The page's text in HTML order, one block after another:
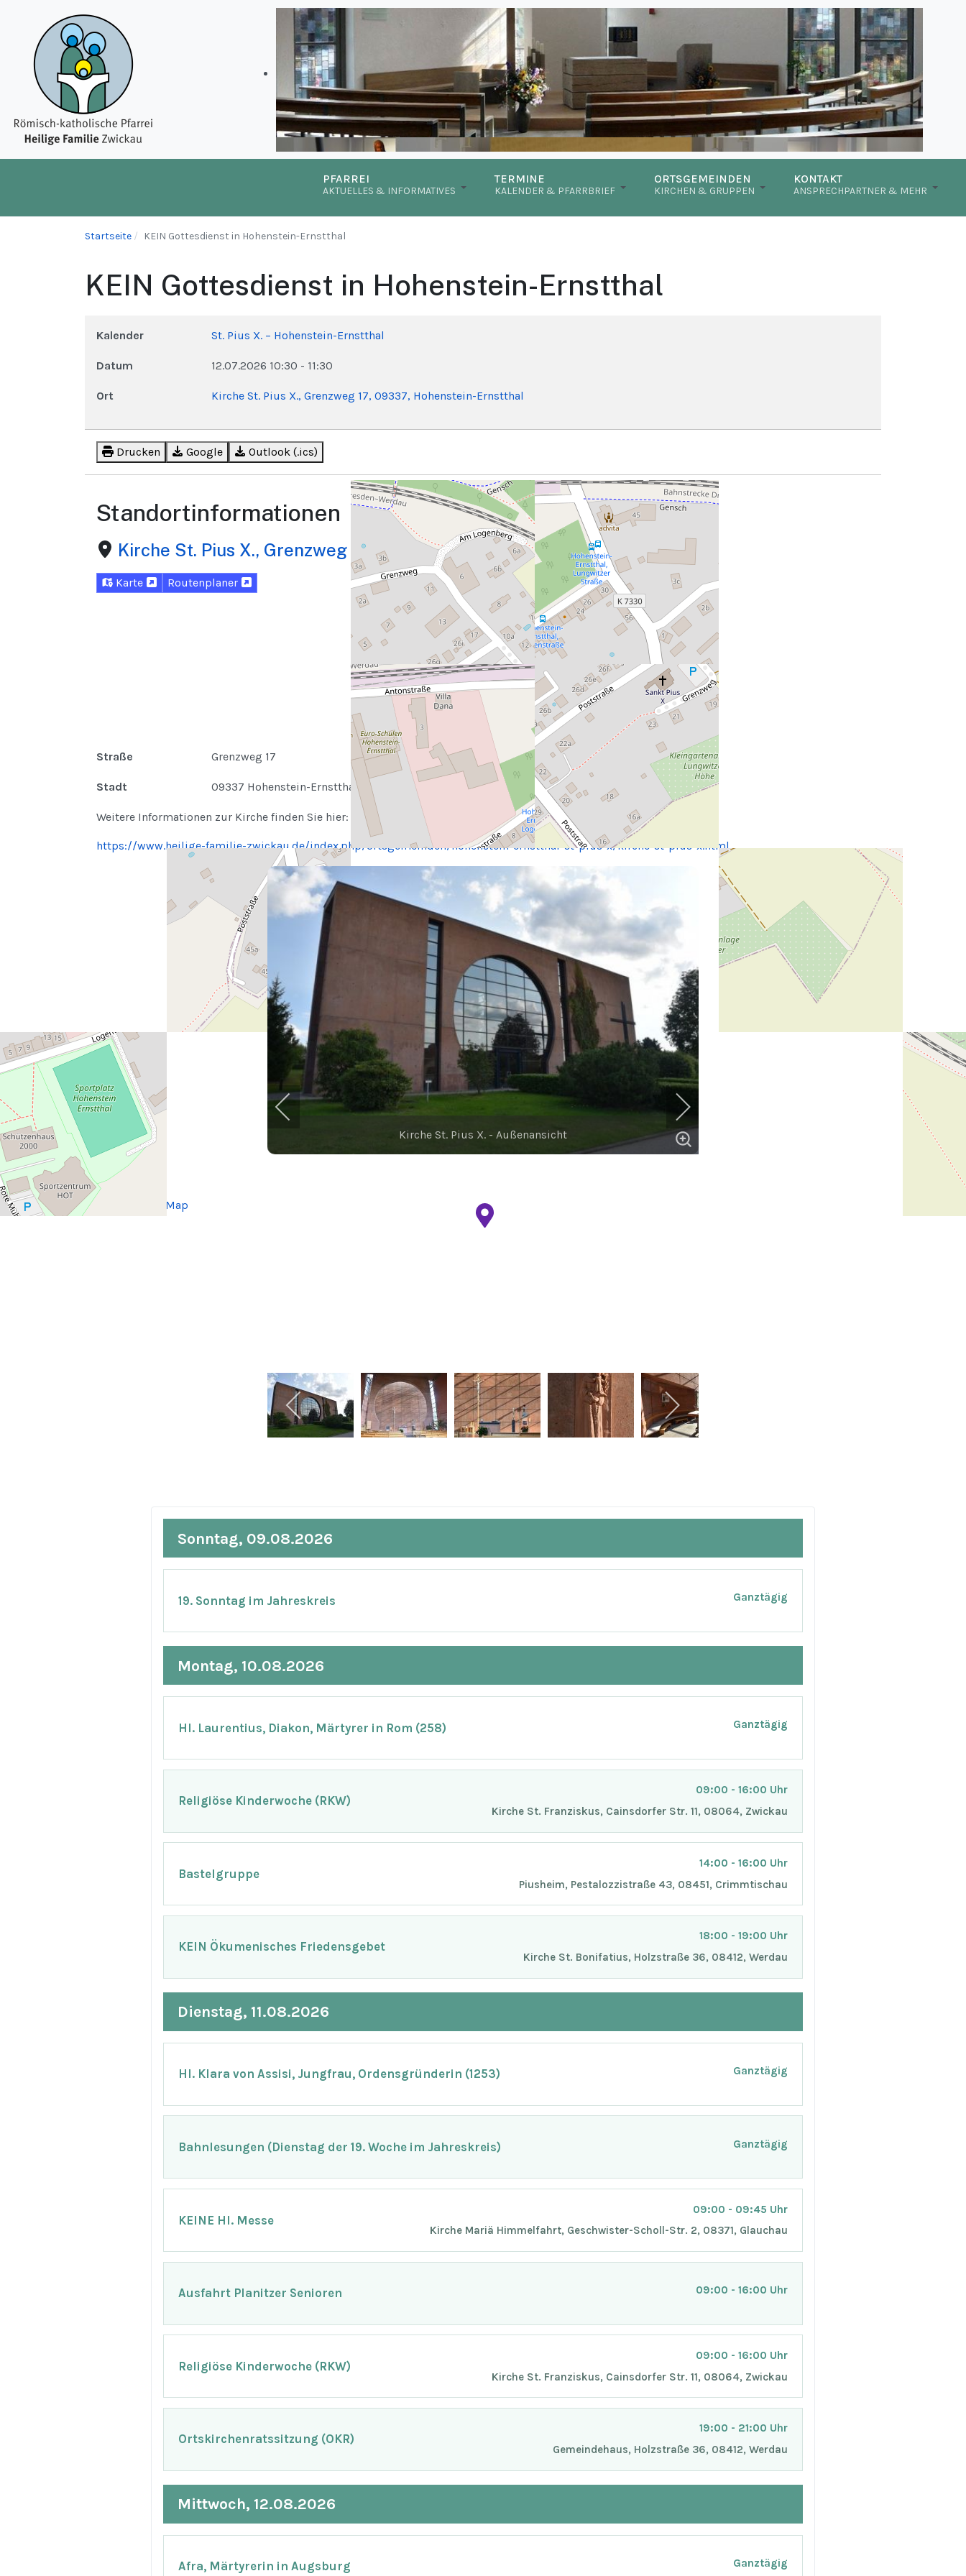
PFARREI
AKTUELLES & INFORMATIVES
TERMINE
KALENDER & PFARRBRIEF
ORTSGEMEINDEN
KIRCHEN & GRUPPEN
KONTAKT
ANSPRECHPARTNER & MEHR
Startseite KEIN Gottesdienst in Hohenstein-Ernstthal
KEIN Gottesdienst in Hohenstein-Ernstthal
Kalender St. Pius X. – Hohenstein-Ernstthal
Datum 12.07.2026 10:30 - 11:30
Ort Kirche St. Pius X., Grenzweg 17, 09337, Hohenstein-Ernstthal
Drucken Google Outlook (.ics)
Standortinformationen
Kirche St. Pius X., Grenzweg 17, 09337, Hohenstein-Ernstthal
Karte Routenplaner
© OpenStreetMap
Straße Grenzweg 17
Stadt 09337 Hohenstein-Ernstthal
Weitere Informationen zur Kirche finden Sie hier:
https://www.heilige-familie-zwickau.de/index.php/ortsgemeinden/hohenstein-ernstthal-st-pius-x/kirche-st-pius-x.html
Kirche St. Pius X. - Außenansicht
Sonntag, 09.08.2026
19. Sonntag im Jahreskreis Ganztägig
Montag, 10.08.2026
Hl. Laurentius, Diakon, Märtyrer in Rom (258) Ganztägig
Religiöse Kinderwoche (RKW)
09:00 - 16:00 Uhr
Kirche St. Franziskus, Cainsdorfer Str. 11, 08064, Zwickau
Bastelgruppe
14:00 - 16:00 Uhr
Piusheim, Pestalozzistraße 43, 08451, Crimmtischau
KEIN Ökumenisches Friedensgebet
18:00 - 19:00 Uhr
Kirche St. Bonifatius, Holzstraße 36, 08412, Werdau
Dienstag, 11.08.2026
Hl. Klara von Assisi, Jungfrau, Ordensgründerin (1253) Ganztägig
Bahnlesungen (Dienstag der 19. Woche im Jahreskreis) Ganztägig
KEINE Hl. Messe
09:00 - 09:45 Uhr
Kirche Mariä Himmelfahrt, Geschwister-Scholl-Str. 2, 08371, Glauchau
Ausfahrt Planitzer Senioren 09:00 - 16:00 Uhr
Religiöse Kinderwoche (RKW)
09:00 - 16:00 Uhr
Kirche St. Franziskus, Cainsdorfer Str. 11, 08064, Zwickau
Ortskirchenratssitzung (OKR)
19:00 - 21:00 Uhr
Gemeindehaus, Holzstraße 36, 08412, Werdau
Mittwoch, 12.08.2026
Afra, Märtyrerin in Augsburg Ganztägig